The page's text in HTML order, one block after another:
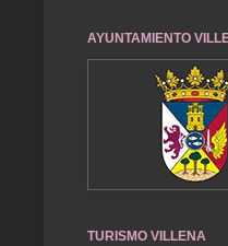
AYUNTAMIENTO
TURISMO VILLENA